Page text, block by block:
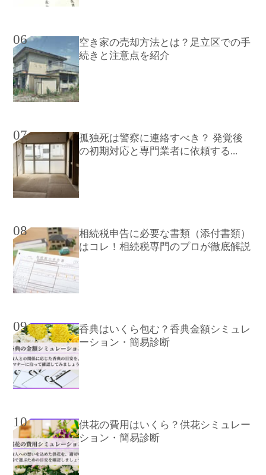
06
空き家の売却方法とは？足立区での手
続きと注意点を紹介
07
孤独死は警察に連絡すべき？ 発覚後
の初期対応と専門業者に依頼する...
08
相続税申告に必要な書類（添付書類）
はコレ！相続税専門のプロが徹底解説
09
香典はいくら包む？香典金額シミュレ
ーション・簡易診断
10
供花の費用はいくら？供花シミュレー
ション・簡易診断